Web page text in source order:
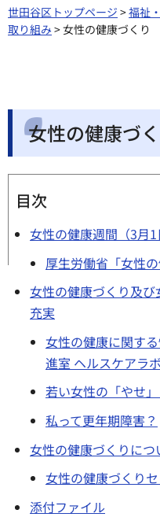
世田谷区トップページ >福祉
取り組み > 女性の健康づくり
女性の健康づ
目次
女性の健康週間（3月1
厚生労働省「女性
女性の健康づくり及
充実
女性の健康に関す
進室 ヘルスケアラ
若い女性の「やせ
私って更年期障害？
女性の健康づくりにつ
女性の健康づくり
添付ファイル